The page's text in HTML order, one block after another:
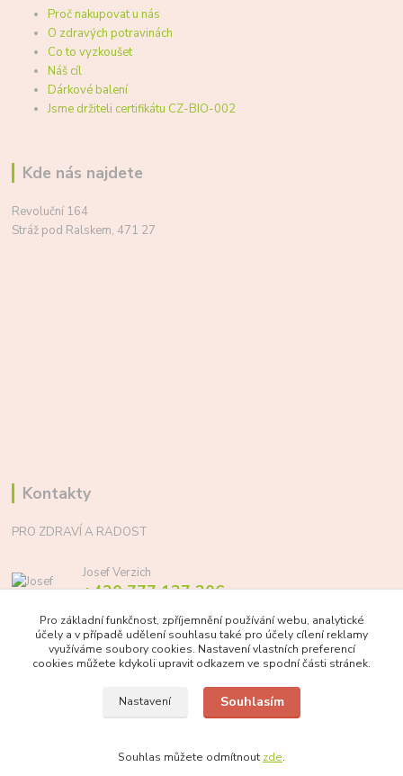
Proč nakupovat u nás
O zdravých potravinách
Co to vyzkoušet
Náš cíl
Dárkové balení
Jsme držiteli certifikátu CZ-BIO-002
Kde nás najdete
Revoluční 164
Stráž pod Ralskem, 471 27
Kontakty
PRO ZDRAVÍ A RADOST
Josef Verzich
+420 777 137 206
info@prozdraviaradost.cz
Pro základní funkčnost, zpříjemnění používání webu, analytické
účely a v případě udělení souhlasu také pro účely cílení reklamy
využíváme soubory cookies. Nastavení vlastních preferencí
cookies můžete kdykoli upravit odkazem ve spodní části stránek.
Nastavení Souhlasím
Souhlas můžete odmítnout zde.